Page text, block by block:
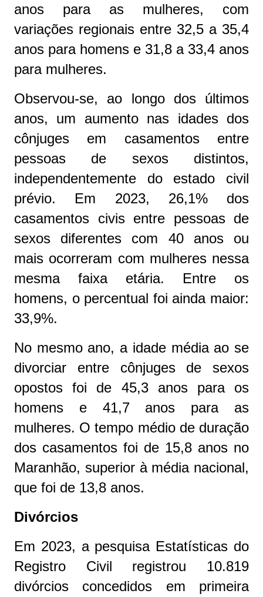
anos para as mulheres, com
variações regionais entre 32,5 a 35,4
anos para homens e 31,8 a 33,4 anos
para mulheres.
Observou-se, ao longo dos últimos
anos, um aumento nas idades dos
cônjuges em casamentos entre
pessoas de sexos distintos,
independentemente do estado civil
prévio. Em 2023, 26,1% dos
casamentos civis entre pessoas de
sexos diferentes com 40 anos ou
mais ocorreram com mulheres nessa
mesma faixa etária. Entre os
homens, o percentual foi ainda maior:
33,9%.
No mesmo ano, a idade média ao se
divorciar entre cônjuges de sexos
opostos foi de 45,3 anos para os
homens e 41,7 anos para as
mulheres. O tempo médio de duração
dos casamentos foi de 15,8 anos no
Maranhão, superior à média nacional,
que foi de 13,8 anos.
Divórcios
Em 2023, a pesquisa Estatísticas do
Registro Civil registrou 10.819
divórcios concedidos em primeira